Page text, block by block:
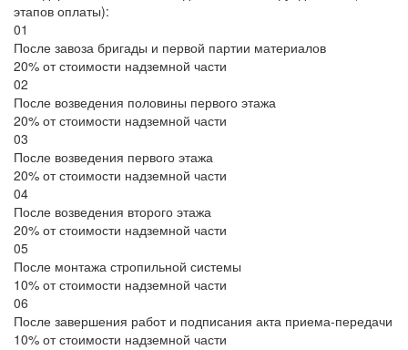
этапов оплаты):
01
После завоза бригады и первой партии материалов
20% от стоимости надземной части
02
После возведения половины первого этажа
20% от стоимости надземной части
03
После возведения первого этажа
20% от стоимости надземной части
04
После возведения второго этажа
20% от стоимости надземной части
05
После монтажа стропильной системы
10% от стоимости надземной части
06
После завершения работ и подписания акта приема-передачи
10% от стоимости надземной части